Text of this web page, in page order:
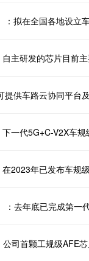
拟在全国各地设立
主研发的芯片目前
供车路云协同平台
2023年已发布车规
司首颗工规级AFE